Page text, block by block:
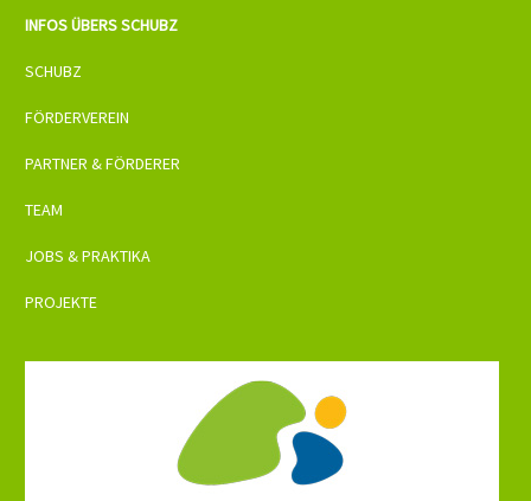
INFOS ÜBERS SCHUBZ
SCHUBZ
FÖRDERVEREIN
PARTNER & FÖRDERER
TEAM
JOBS & PRAKTIKA
PROJEKTE